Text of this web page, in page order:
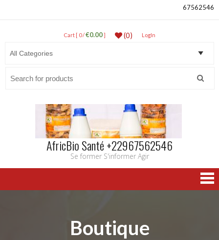
67562546
Cart [ 0 /€0.00] (0) LogIn
AfricBio Santé +22967562546
Se former S'informer Agir
Boutique